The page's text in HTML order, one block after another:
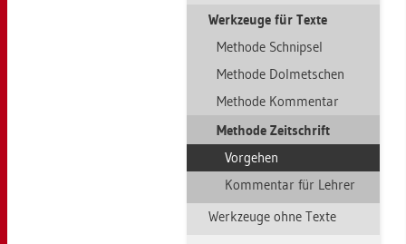
Werk­zeu­ge für Texte
Me­tho­de Schnip­sel
Me­tho­de Dol­met­schen
Me­tho­de Kom­men­tar
Me­tho­de Zeit­schrift
Vor­ge­hen
Kom­men­tar für Leh­rer
Werk­zeu­ge ohne Texte